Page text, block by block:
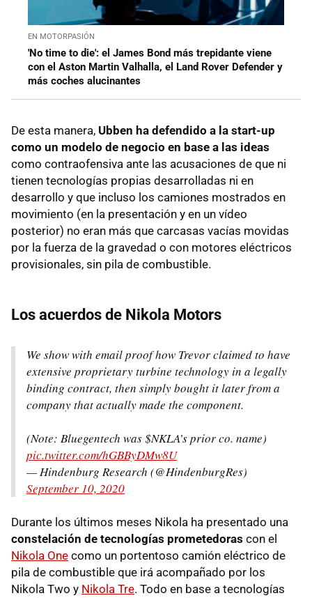
EN MOTORPASIÓN
'No time to die': el James Bond más trepidante viene
con el Aston Martin Valhalla, el Land Rover Defender y
más coches alucinantes
De esta manera, Ubben ha defendido a la start-up
como un modelo de negocio en base a las ideas
como contraofensiva ante las acusaciones de que ni
tienen tecnologías propias desarrolladas ni en
desarrollo y que incluso los camiones mostrados en
movimiento (en la presentación y en un vídeo
posterior) no eran más que carcasas vacías movidas
por la fuerza de la gravedad o con motores eléctricos
provisionales, sin pila de combustible.
Los acuerdos de Nikola Motors
We show with email proof how Trevor claimed to have
extensive proprietary turbine technology in a legally
binding contract, then simply bought it later from a
company that actually made the component.
(Note: Bluegentech was $NKLA’s prior co. name)
pic.twitter.com/hGBByDMw8U
— Hindenburg Research (@HindenburgRes)
September 10, 2020
Durante los últimos meses Nikola ha presentado una
constelación de tecnologías prometedoras con el
Nikola One como un portentoso camión eléctrico de
pila de combustible que irá acompañado por los
Nikola Two y Nikola Tre. Todo en base a tecnologías